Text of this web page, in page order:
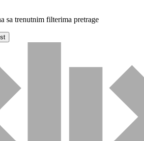
sa trenutnim filterima pretrage